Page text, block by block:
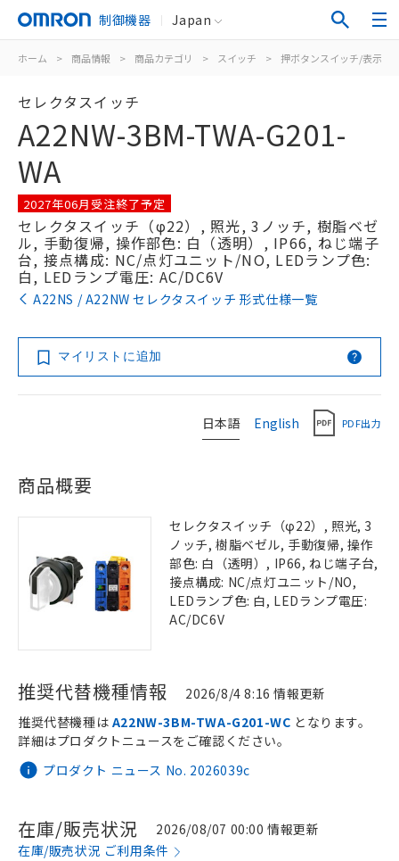
制御機器 Japan
ホーム > 商品情報 > 商品カテゴリ > スイッチ > 押ボタンスイッチ/表示灯
セレクタスイッチ
A22NW-3BM-TWA-G201-
WA
2027年06月受注終了予定
セレクタスイッチ（φ22）, 照光, 3ノッチ, 樹脂ベゼ
ル, 手動復帰, 操作部色: 白（透明）, IP66, ねじ端子
台, 接点構成: NC/点灯ユニット/NO, LEDランプ色:
白, LEDランプ電圧: AC/DC6V
A22NS / A22NW セレクタスイッチ 形式仕様一覧
マイリストに追加
日本語 English PDF出力
商品概要
セレクタスイッチ（φ22）, 照光, 3
ノッチ, 樹脂ベゼル, 手動復帰, 操作
部色: 白（透明）, IP66, ねじ端子台,
接点構成: NC/点灯ユニット/NO,
LEDランプ色: 白, LEDランプ電圧:
AC/DC6V
推奨代替機種情報 2026/8/4 8:16 情報更新
プロダクト ニュース No. 2026039c
推奨代替機種は A22NW-3BM-TWA-G201-WC となります。
詳細はプロダクトニュースをご確認ください。
在庫/販売状況
2026/08/07 00:00 情報更新
在庫/販売状況 ご利用条件